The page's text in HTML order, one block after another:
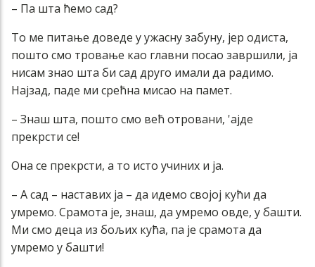
– Па шта ћемо сад?
То ме питање доведе у ужасну забуну, јер одиста,
пошто смо тровање као главни посао завршили, ја
нисам знао шта би сад друго имали да радимо.
Најзад, паде ми срећна мисао на памет.
– Знаш шта, пошто смо већ отровани, 'ајде
прекрсти се!
Она се прекрсти, а то исто учиних и ја.
– А сад – наставих ја – да идемо својој кући да
умремо. Срамота је, знаш, да умремо овде, у башти.
Ми смо деца из бољих кућа, па је срамота да
умремо у башти!